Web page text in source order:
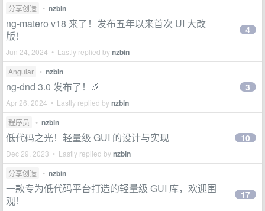
分享创造 • nzbin
ng-matero v18 来了！发布五年以来首次 UI 大改
版！
Jun 24, 2024 • Lastly replied bynzbin
4
Angular • nzbin
ng-dnd 3.0 发布了！🎉
Apr 26, 2024 • Lastly replied bynzbin
3
程序员 • nzbin
低代码之光！轻量级 GUI 的设计与实现
Dec 29, 2023 • Lastly replied bynzbin
10
分享创造 • nzbin
一款专为低代码平台打造的轻量级 GUI 库，欢迎围
观！
17